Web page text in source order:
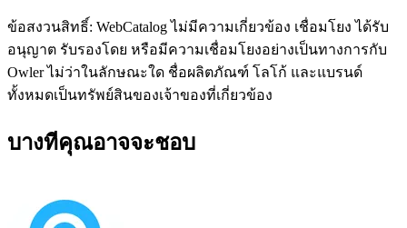
ข้อสงวนสิทธิ์: WebCatalog ไม่มีความเกี่ยวข้อง เชื่อมโยง ได้รับ
อนุญาต รับรองโดย หรือมีความเชื่อมโยงอย่างเป็นทางการกับ
Owler ไม่ว่าในลักษณะใด ชื่อผลิตภัณฑ์ โลโก้ และแบรนด์
ทั้งหมดเป็นทรัพย์สินของเจ้าของที่เกี่ยวข้อง
บางทีคุณอาจจะชอบ